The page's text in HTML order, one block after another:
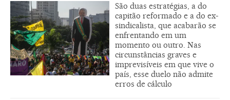
São duas estratégias, a do
capitão reformado e a do ex-
sindicalista, que acabarão se
enfrentando em um
momento ou outro. Nas
circunstâncias graves e
imprevisíveis em que vive o
país, esse duelo não admite
erros de cálculo